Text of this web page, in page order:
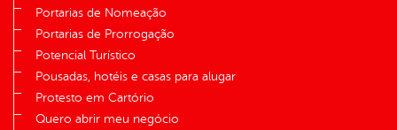
Portarias de Nomeação
Portarias de Prorrogação
Potencial Turístico
Pousadas, hotéis e casas para alugar
Protesto em Cartório
Quero abrir meu negócio